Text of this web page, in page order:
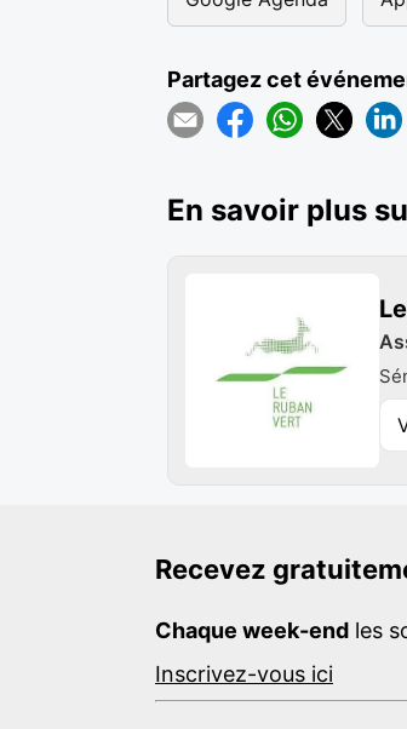
Partagez cet
En savoir plus
Recevez
Chaque week-end les
Inscrivez-vous ici